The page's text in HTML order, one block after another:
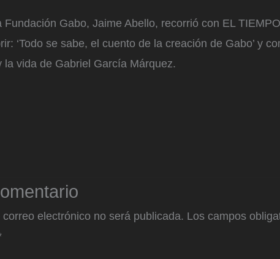
Fundación Gabo, Jaime Abello, recorrió con EL
‘Todo se sabe, el cuento de la creación de Gabo’ y
la vida de Gabriel García Márquez.
electrónico no será publicada. Los campos